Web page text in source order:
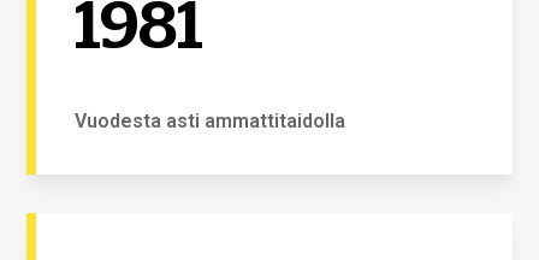
1981
Vuodesta asti ammattitaidolla